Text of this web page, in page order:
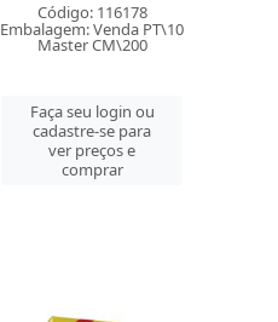
Código: 116178
Embalagem: Venda PT\10
Master CM\200
Faça seu login ou
cadastre-se para
ver preços e
comprar